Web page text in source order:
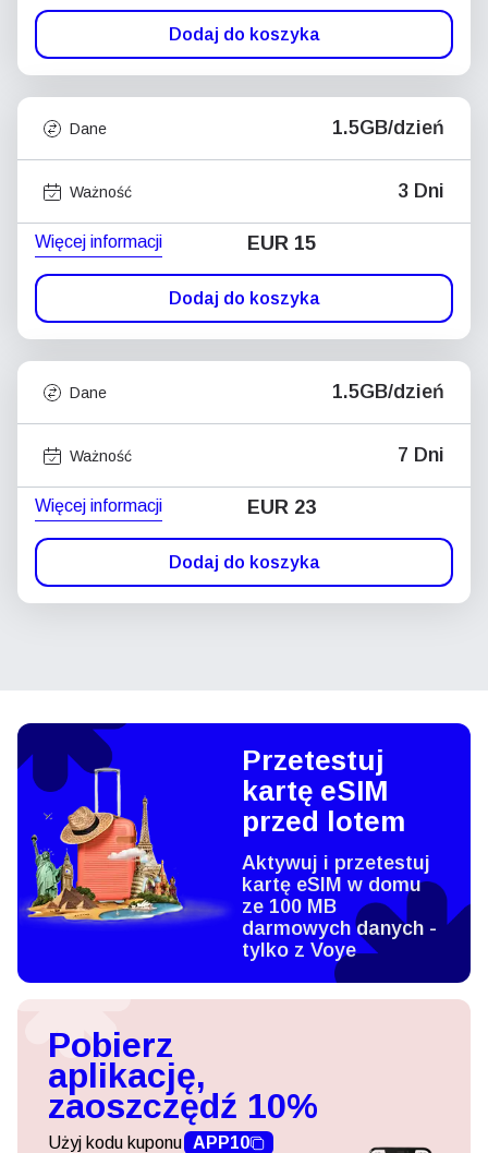
Dodaj do koszyka
Dane 1.5GB/dzień
Ważność 3 Dni
Więcej informacji EUR 15
Dodaj do koszyka
Dane 1.5GB/dzień
Ważność 7 Dni
Więcej informacji EUR 23
Dodaj do koszyka
Przetestuj
kartę eSIM
przed lotem
Aktywuj i przetestuj
kartę eSIM w domu
ze 100 MB
darmowych danych -
tylko z Voye
Pobierz
aplikację,
zaoszczędź 10%
Użyj kodu kuponu APP10